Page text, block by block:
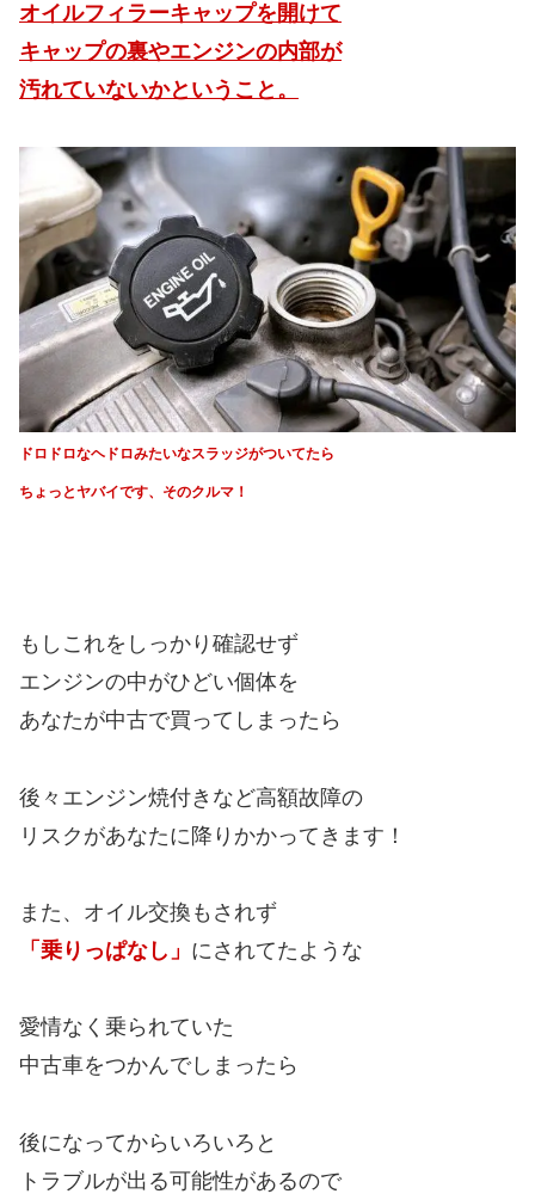
オイルフィラーキャップを開けて
キャップの裏やエンジンの内部が
汚れていないかということ。
ドロドロなヘドロみたいなスラッジがついてたら
ちょっとヤバイです、そのクルマ！
もしこれをしっかり確認せず
エンジンの中がひどい個体を
あなたが中古で買ってしまったら
後々エンジン焼付きなど高額故障の
リスクがあなたに降りかかってきます！
また、オイル交換もされず
「乗りっぱなし」 にされてたような
愛情なく乗られていた
中古車をつかんでしまったら
後になってからいろいろと
トラブルが出る可能性があるので